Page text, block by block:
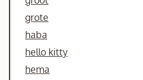
grote
haba
hello kitty
hema